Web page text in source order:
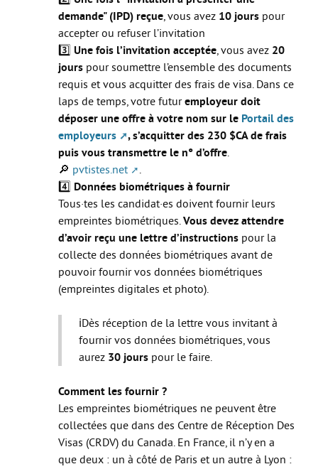
demande" (IPD) reçue , vous avez 10 jours pour
accepter ou refuser l’invitation
3️⃣ Une fois l’invitation acceptée , vous avez 20
jours pour soumettre l’ensemble des documents
requis et vous acquitter des frais de visa. Dans ce
laps de temps, votre futuremployeur doit
déposer une offre à votre nom sur le Portail des
employeurs
, s’acquitter des 230 $CA de frais
puis vous transmettre le n° d’offre
🔎 pvtistes.net
4️⃣ Données biométriques à fournir
Tous·tes les candidat·es doivent fournir leurs
empreintes biométriques. Vous devez attendre
d’avoir reçu une lettre d’instructions pour la
collecte des données biométriques avant de
pouvoir fournir vos données biométriques
(empreintes digitales et photo).
ℹ️Dès réception de la lettre vous invitant à
fournir vos données biométriques, vous
aurez 30 jours pour le faire.
Comment les fournir ?
Les empreintes biométriques ne peuvent être
collectées que dans des Centre de Réception Des
Visas (CRDV) du Canada. En France, il n’y en a
que deux : un à côté de Paris et un autre à Lyon :